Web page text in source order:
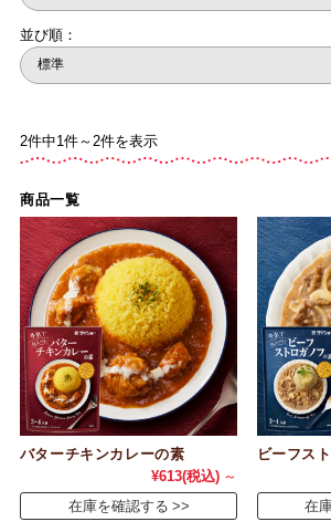
並び順：
2件中1件～2件を表示
商品一覧
バターチキンカレーの素
¥613(税込) ～
在庫を確認する
ビーフス
在